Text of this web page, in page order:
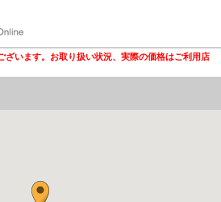
います。お取り扱い状況、実際の価格はご利用店